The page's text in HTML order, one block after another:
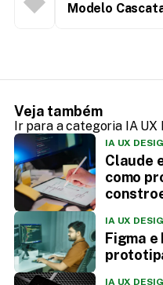
Modelo
Veja também
Ir para a categoria IA UX
IA UX
Claude
como
IA UX
Figma e
IA UX